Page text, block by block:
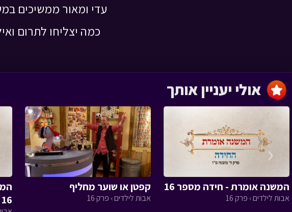
עונה 3 חסדי נעמי
חלק א
הכל בחסד › פרק 18
עדי ומאור ממשיכים
כמה יצליחו לתרום
המשנה אומרת - חידה מספר 16
אבות לילדים › פרק 16
קפטן או שוער מחליף
אבות לילדים › פרק 16
16
‹